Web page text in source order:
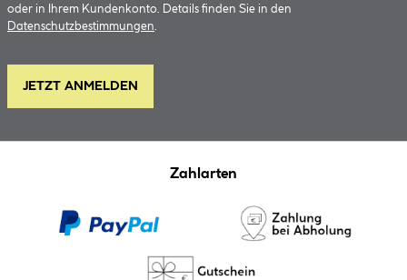
oder in Ihrem Kundenkonto. Details finden Sie in den
Datenschutzbestimmungen.
JETZT ANMELDEN
Zahlarten